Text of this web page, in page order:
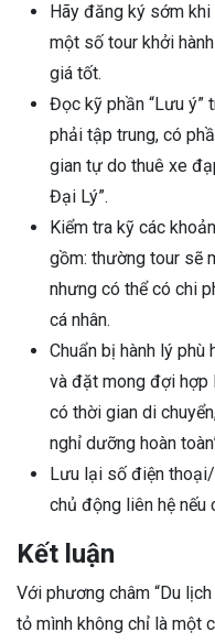
Hãy đăng ký sớm
một số tour khởi
giá tốt.
Đọc kỹ phần “Lưu ý”
phải tập trung, có
gian tự do thuê xe
Đại Lý”.
Kiểm tra kỹ các
gồm: thường tour sẽ
nhưng có thể có chi
cá nhân.
Chuẩn bị hành lý phù
và đặt mong đợi hợp
có thời gian di
nghỉ dưỡng hoàn
Lưu lại số điện
chủ động liên hệ nếu
Kết luận
Với phương châm “Du
tỏ mình không chỉ là một